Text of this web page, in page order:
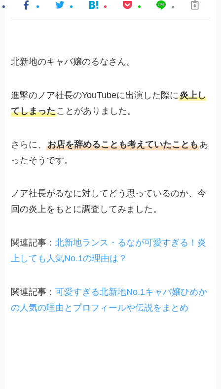
北新地のキャバ嬢のるなさん。
進撃のノア社長のYouTubeに出演した際に炎上し
てしまったことがありました。
さらに、お店を辞めることも考えていたこともあ
ったそうです。
ノア社長がるなに対してどう思っているのか、今
回の炎上をもとに調査してみました。
関連記事：北新地ランス・るなが可愛すぎる！炎
上しても人気No.1の理由は？
関連記事：可愛すぎる北新地No.1キャバ嬢ひめか
の人気の理由とプロフィールや伝説をまとめ